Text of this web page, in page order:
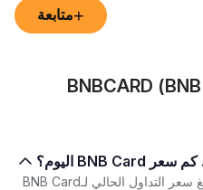
+متابعة
الأسئلة الشائعة عن عملة BNBCARD (BNB
اعتبارًا من 8 أغسطس 2026، بلغ سعر التداول الحالي لـBNB Card